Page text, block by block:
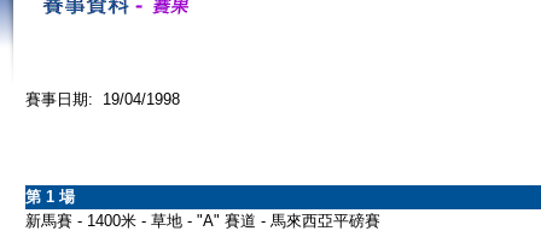
賽事日期: 19/04/1998
第 1 場
新馬賽 - 1400米 - 草地 - "A" 賽道 - 馬來西亞平磅賽